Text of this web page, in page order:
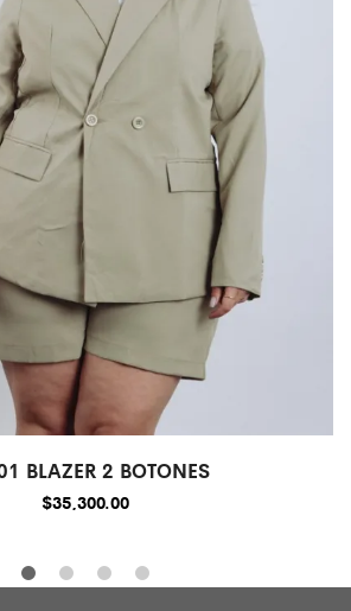
BLAZER 2 BOTONES
$35,300.00